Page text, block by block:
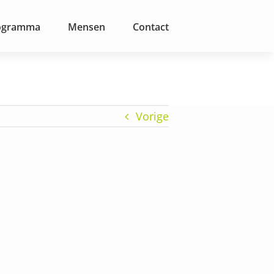
Mensen Contact
Vorige